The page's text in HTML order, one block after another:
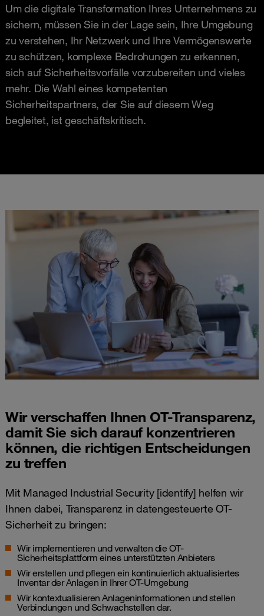
Um die digitale Transformation Ihres Unternehmens zu
sichern, müssen Sie in der Lage sein, Ihre Umgebung
zu verstehen, Ihr Netzwerk und Ihre Vermögenswerte
zu schützen, komplexe Bedrohungen zu erkennen,
sich auf Sicherheitsvorfälle vorzubereiten und vieles
mehr. Die Wahl eines kompetenten
Sicherheitspartners, der Sie auf diesem Weg
begleitet, ist geschäftskritisch.
Wir verschaffen Ihnen OT-Transparenz,
damit Sie sich darauf konzentrieren
können, die richtigen Entscheidungen
zu treffen
Mit Managed Industrial Security [identify] helfen wir
Ihnen dabei, Transparenz in datengesteuerte OT-
Sicherheit zu bringen:
Wir implementieren und verwalten die OT-
Sicherheitsplattform eines unterstützten Anbieters
Wir erstellen und pflegen ein kontinuierlich aktualisiertes
Inventar der Anlagen in Ihrer OT-Umgebung
Wir kontextualisieren Anlageninformationen und stellen
Verbindungen und Schwachstellen dar.